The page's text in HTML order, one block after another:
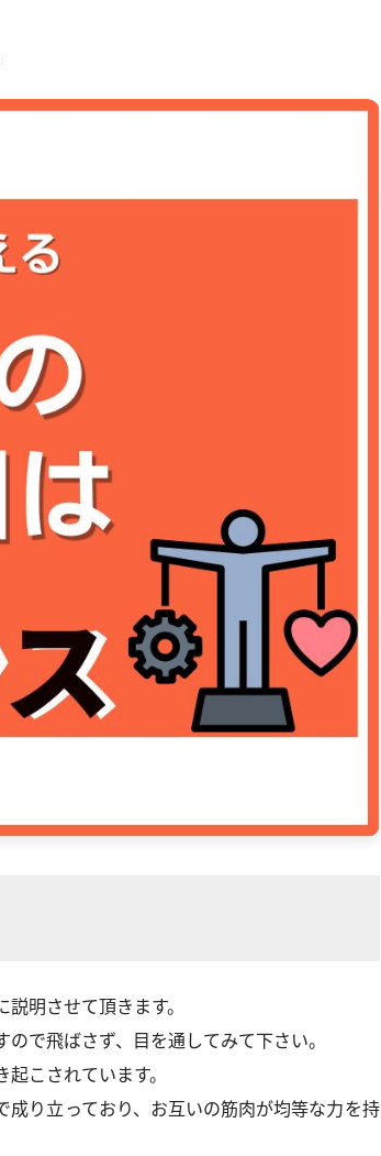
明させて頂きます。
で飛ばさず、目を通してみて下さい。
こされています。
り立っており、お互いの筋肉が均等な力を持